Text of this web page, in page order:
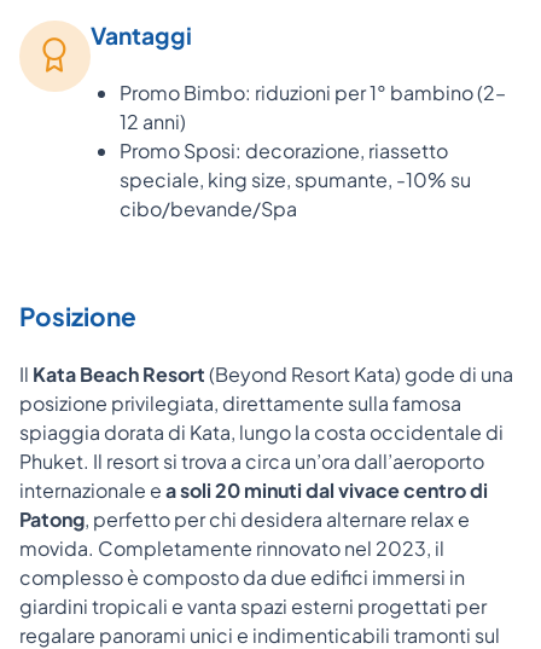
Vantaggi
Promo Bimbo: riduzioni per 1° bambino (2–
12 anni)
Promo Sposi: decorazione, riassetto
speciale, king size, spumante, -10% su
cibo/bevande/Spa
Posizione
Il Kata Beach Resort(Beyond Resort Kata) gode di una
posizione privilegiata, direttamente sulla famosa
spiaggia dorata di Kata, lungo la costa occidentale di
Phuket. Il resort si trova a circa un’ora dall’aeroporto
internazionale ea soli 20 minuti dal vivace centro di
Patong, perfetto per chi desidera alternare relax e
movida. Completamente rinnovato nel 2023, il
complesso è composto da due edifici immersi in
giardini tropicali e vanta spazi esterni progettati per
regalare panorami unici e indimenticabili tramonti sul